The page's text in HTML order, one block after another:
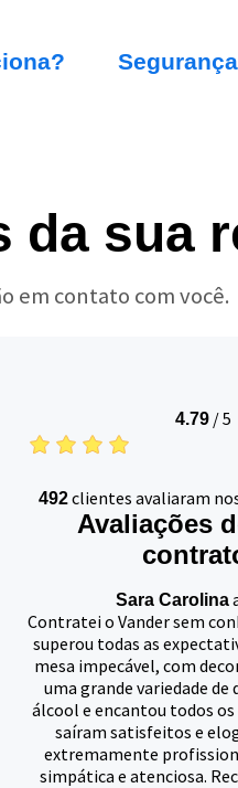
Segurança
da sua
em contato com você.
4.79/5
492clientes avaliaram
Avaliações
Sara Carolina
Contratei o Vander sem
superou todas as
mesa impecável, com
uma grande variedade de
álcool e encantou todos os
saíram satisfeitos e
extremamente
simpática e atenciosa.